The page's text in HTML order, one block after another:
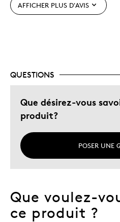
Les meilleures utilisations
AFFICHER PLUS D'AVIS
QUESTIONS
Que désirez-vous
produit?
POSER UNE
Que voulez-
ce produit ?